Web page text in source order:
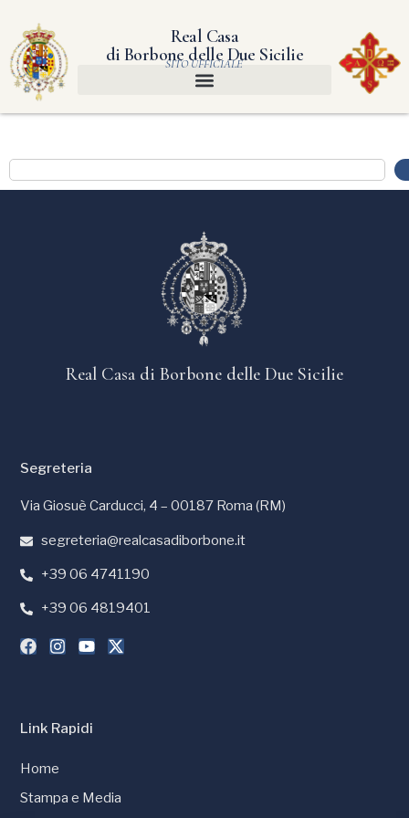
Real Casa
di Borbone delle Due Sicilie
SITO UFFICIALE
Real Casa di Borbone delle Due Sicilie
Link Rapidi
Home
Stampa e Media
Segreteria
Via Giosuè Carducci, 4 – 00187 Roma (RM)
segreteria@realcasadiborbone.it
+39 06 4741190
+39 06 4819401